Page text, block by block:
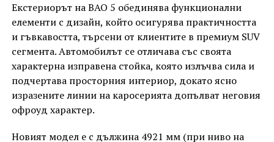
Екстериорът на BAO 5 обединява функционални
елементи с дизайн, който осигурява практичността
и гъвкавостта, търсени от клиентите в премиум SUV
сегмента. Автомобилът се отличава със своята
характерна изправена стойка, която излъчва сила и
подчертава просторния интериор, докато ясно
изразените линии на каросерията допълват неговия
офроуд характер.
Новият модел е с дължина 4921 мм (при ниво на